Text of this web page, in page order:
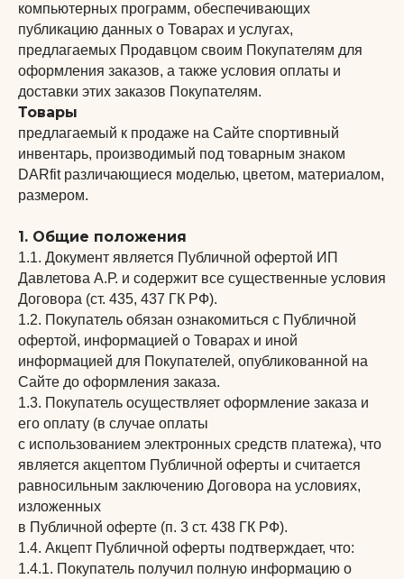
компьютерных программ, обеспечивающих
публикацию данных о Товарах и услугах,
предлагаемых Продавцом своим Покупателям для
оформления заказов, а также условия оплаты и
доставки этих заказов Покупателям.
Товары
предлагаемый к продаже на Сайте спортивный
инвентарь, производимый под товарным знаком
DARfit различающиеся моделью, цветом, материалом,
размером.
1. Общие положения
1.1. Документ является Публичной офертой ИП
Давлетова А.Р. и содержит все существенные условия
Договора (ст. 435, 437 ГК РФ).
1.2. Покупатель обязан ознакомиться с Публичной
офертой, информацией о Товарах и иной
информацией для Покупателей, опубликованной на
Сайте до оформления заказа.
1.3. Покупатель осуществляет оформление заказа и
его оплату (в случае оплаты
с использованием электронных средств платежа), что
является акцептом Публичной оферты и считается
равносильным заключению Договора на условиях,
изложенных
в Публичной оферте (п. 3 ст. 438 ГК РФ).
1.4. Акцепт Публичной оферты подтверждает, что:
1.4.1. Покупатель получил полную информацию о